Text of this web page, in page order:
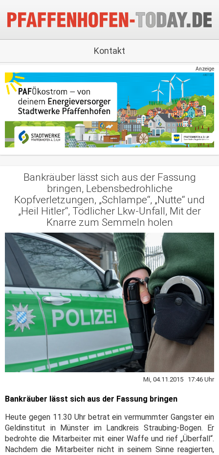
Kontakt
Anzeige
Bankräuber lässt sich aus der Fassung
bringen, Lebensbedrohliche
Kopfverletzungen, „Schlampe“, „Nutte“ und
„Heil Hitler“, Tödlicher Lkw-Unfall, Mit der
Knarre zum Semmeln holen
Mi, 04.11.2015 17:46 Uhr
Bankräuber lässt sich aus der Fassung bringen
Heute gegen 11.30 Uhr betrat ein vermummter Gangster ein
Geldinstitut in Münster im Landkreis Straubing-Bogen. Er
bedrohte die Mitarbeiter mit einer Waffe und rief „Überfall“.
Nachdem die Mitarbeiter nicht in seinem Sinne reagierten,